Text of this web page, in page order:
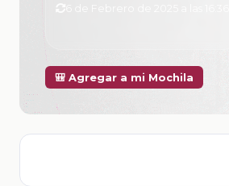
🎒 Agregar a mi Mochila